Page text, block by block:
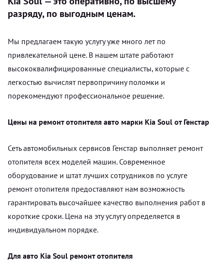
разряду, по выгодным ценам.
Мы предлагаем такую услугу уже много лет по
привлекательной цене. В нашем штате работают
высококвалифицированные специалисты, которые с
легкостью вычислят первопричину поломки и
порекомендуют профессиональное решение.
Цены на ремонт отопителя авто марки Kia Soul от Генстар
Сеть автомобильных сервисов Генстар выполняет ремонт
отопителя всех моделей машин. Современное
оборудование и штат лучших сотрудников по услуге
ремонт отопителя предоставляют нам возможность
гарантировать высочайшее качество выполнения работ в
короткие сроки. Цена на эту услугу определяется в
индивидуальном порядке.
Для авто Kia Soul ремонт отопителя